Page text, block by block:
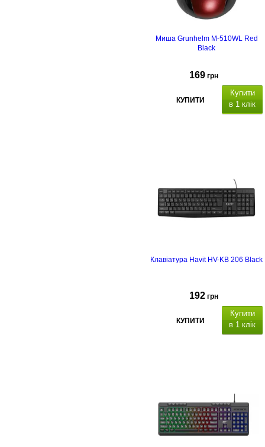
Миша Grunhelm M-510WL Red
Black
169 грн
КУПИТИ
Купити
в 1 клік
Клавіатура Havit HV-KB 206 Black
192 грн
КУПИТИ
Купити
в 1 клік